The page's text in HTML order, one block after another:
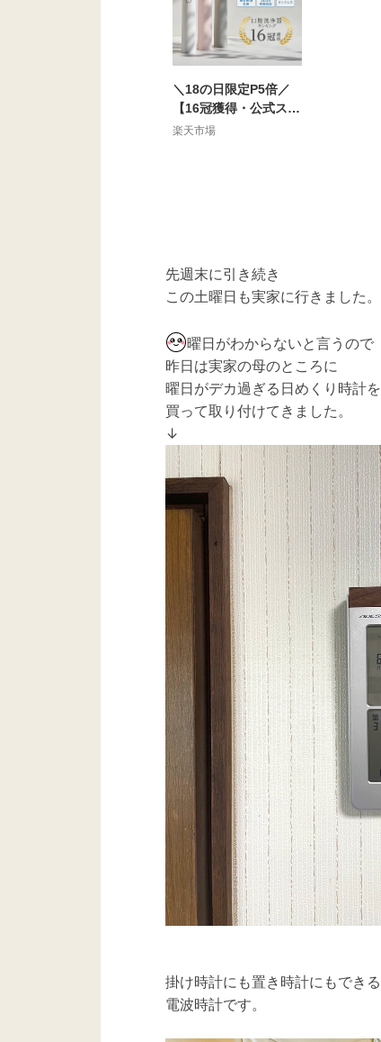
＼18の日限定P5倍／
【16冠獲得・公式スト
ア】 ジェットウォッシ
ス 携帯 ポータブル Su
pika スピカ
楽天市場
先週末に引き続き
この土曜日も実家に行きました。
曜日がわからないと言うので
昨日は実家の母のところに
曜日がデカ過ぎる日めくり時計を
買って取り付けてきました。
↓
掛け時計にも置き時計にもできる
電波時計です。